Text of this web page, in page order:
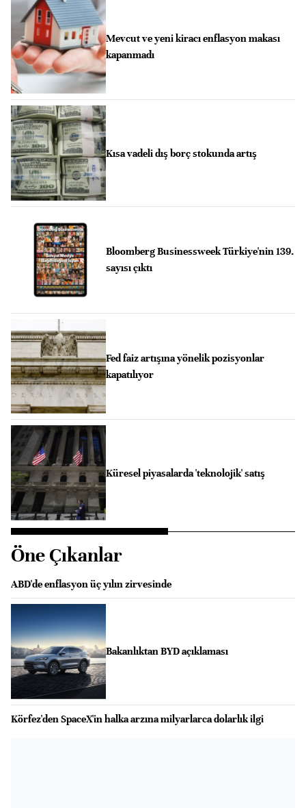
Mevcut ve yeni kiracı enflasyon makası
kapanmadı
Kısa vadeli dış borç stokunda artış
Bloomberg Businessweek Türkiye'nin 139.
sayısı çıktı
Fed faiz artışına yönelik pozisyonlar
kapatılıyor
Küresel piyasalarda 'teknolojik' satış
Öne Çıkanlar
ABD'de enflasyon üç yılın zirvesinde
Bakanlıktan BYD açıklaması
Körfez'den SpaceX'in halka arzına milyarlarca dolarlık ilgi